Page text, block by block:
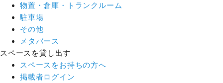
物置・倉庫・トランクルーム
駐車場
その他
メタバース
スペースを貸し出す
スペースをお持ちの方へ
掲載者ログイン